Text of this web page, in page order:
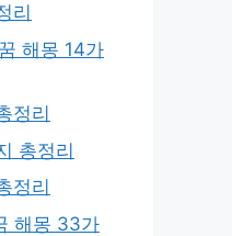
리
해몽 14가
정리
총정리
정리
해몽 33가